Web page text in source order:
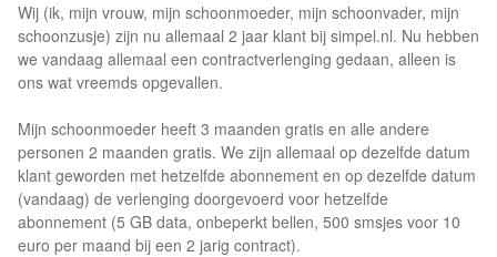
Wij (ik, mijn vrouw, mijn schoonmoeder, mijn schoonvader, mijn
schoonzusje) zijn nu allemaal 2 jaar klant bij simpel.nl. Nu hebben
we vandaag allemaal een contractverlenging gedaan, alleen is
ons wat vreemds opgevallen.
Mijn schoonmoeder heeft 3 maanden gratis en alle andere
personen 2 maanden gratis. We zijn allemaal op dezelfde datum
klant geworden met hetzelfde abonnement en op dezelfde datum
(vandaag) de verlenging doorgevoerd voor hetzelfde
abonnement (5 GB data, onbeperkt bellen, 500 smsjes voor 10
euro per maand bij een 2 jarig contract).